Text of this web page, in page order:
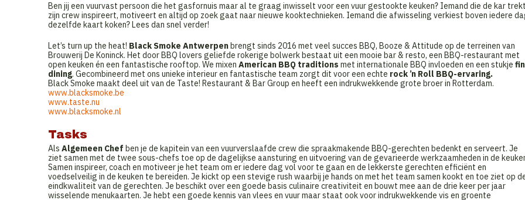
Ben jij een vuurvast persoon die het gasfornuis maar al te graag inwisselt voor een vuur gestookte keuken? Iemand die de kar
zijn crew inspireert, motiveert en altijd op zoek gaat naar nieuwe kooktechnieken. Iemand die afwisseling verkiest boven iedere
dezelfde kaart koken? Lees dan snel verder!
Let’s turn up the heat! Black Smoke Antwerpenbrengt sinds 2016 met veel succes BBQ, Booze & Attitude op de terreinen van
Brouwerij De Koninck. Het door BBQ lovers geliefde rokerige bolwerk bestaat uit een mooie bar & resto, een BBQ-restaurant met
open keuken én een fantastische rooftop. We mixen American BBQ traditions met internationale BBQ invloeden en een stukje
dining. Gecombineerd met ons unieke interieur en fantastische team zorgt dit voor een echte rock ’n Roll BBQ-ervaring.
Black Smoke maakt deel uit van de Taste! Restaurant & Bar Group en heeft een indrukwekkende grote broer in Rotterdam.
www.blacksmoke.be
www.taste.nu
www.blacksmoke.nl
Tasks
Als Algemeen Chef ben je de kapitein van een vuurverslaafde crew die spraakmakende BBQ-gerechten bedenkt en serveert. Je
ziet samen met de twee sous-chefs toe op de dagelijkse aansturing en uitvoering van de gevarieerde werkzaamheden in de
Samen inspireer, coach en motiveer je het team om er iedere dag vol voor te gaan en de lekkerste gerechten efficiënt en
voedselveilig in de keuken te bereiden. Je kickt op een stevige rush waarbij je hands on met het team samen kookt en toe ziet op
eindkwaliteit van de gerechten. Je beschikt over een goede basis culinaire creativiteit en bouwt mee aan de drie keer per jaar
wisselende menukaarten. Je hebt een goede kennis van vlees en vuur maar staat ook voor indrukwekkende vis en groente